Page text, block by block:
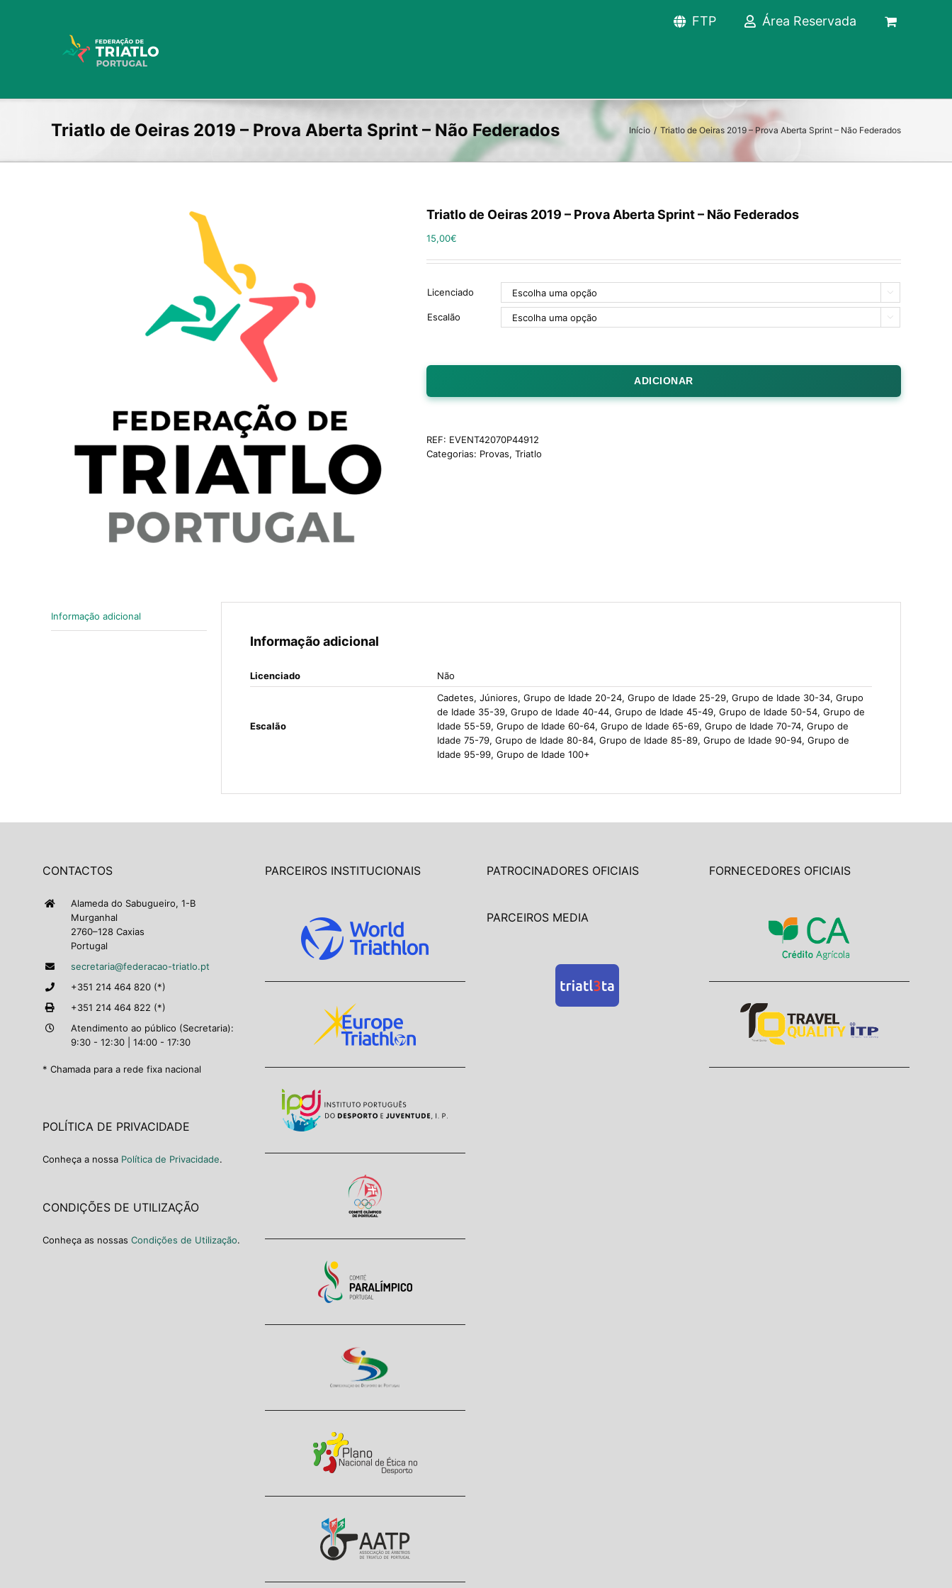
FTP Área Reservada
Triatlo de Oeiras 2019 – Prova Aberta Sprint – Não Federados Início / Triatlo de Oeiras 2019 – Prova Aberta Sprint – Não Federados
Triatlo de Oeiras 2019 – Prova Aberta Sprint – Não Federados
15,00€
Licenciado 
Escalão 
ADICIONAR
REF: EVENT42070P44912
Categorias: Provas, Triatlo
Informação adicional
Informação adicional
Licenciado Não
Escalão
Cadetes, Júniores, Grupo de Idade 20-24, Grupo de Idade 25-29, Grupo de Idade 30-34, Grupo
de Idade 35-39, Grupo de Idade 40-44, Grupo de Idade 45-49, Grupo de Idade 50-54, Grupo de
Idade 55-59, Grupo de Idade 60-64, Grupo de Idade 65-69, Grupo de Idade 70-74, Grupo de
Idade 75-79, Grupo de Idade 80-84, Grupo de Idade 85-89, Grupo de Idade 90-94, Grupo de
Idade 95-99, Grupo de Idade 100+
CONTACTOS
Alameda do Sabugueiro, 1-B
Murganhal
2760–128 Caxias
Portugal
secretaria@federacao-triatlo.pt
+351 214 464 820 (*)
+351 214 464 822 (*)
Atendimento ao público (Secretaria):
9:30 - 12:30 | 14:00 - 17:30
* Chamada para a rede fixa nacional
POLÍTICA DE PRIVACIDADE
Conheça a nossa Política de Privacidade.
CONDIÇÕES DE UTILIZAÇÃO
Conheça as nossas Condições de Utilização.
PARCEIROS INSTITUCIONAIS PATROCINADORES OFICIAIS
PARCEIROS MEDIA
FORNECEDORES OFICIAIS